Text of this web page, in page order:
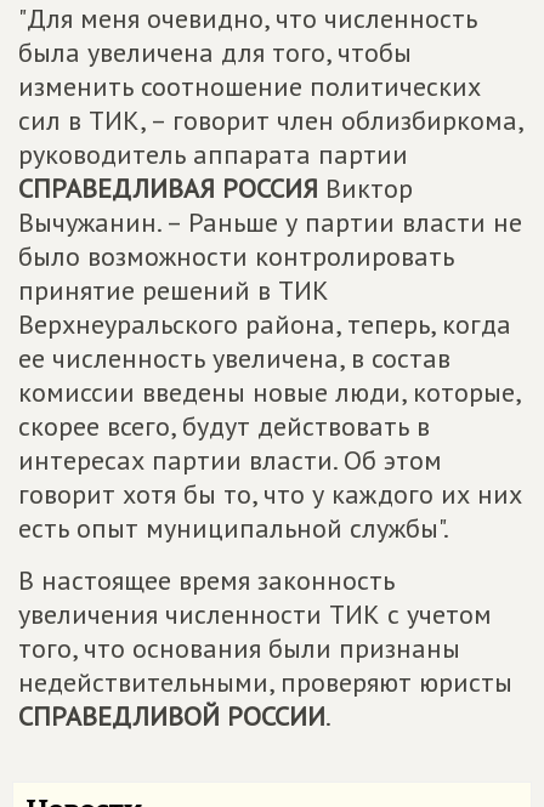
"Для меня очевидно, что численность
была увеличена для того, чтобы
изменить соотношение политических
сил в ТИК, – говорит член облизбиркома,
руководитель аппарата партии
СПРАВЕДЛИВАЯ РОССИЯ Виктор
Вычужанин. – Раньше у партии власти не
было возможности контролировать
принятие решений в ТИК
Верхнеуральского района, теперь, когда
ее численность увеличена, в состав
комиссии введены новые люди, которые,
скорее всего, будут действовать в
интересах партии власти. Об этом
говорит хотя бы то, что у каждого их них
есть опыт муниципальной службы".
В настоящее время законность
увеличения численности ТИК с учетом
того, что основания были признаны
недействительными, проверяют юристы
СПРАВЕДЛИВОЙ РОССИИ.